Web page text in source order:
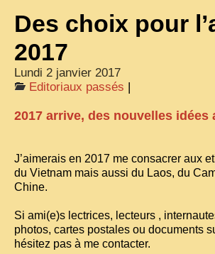
ILLUSTRATEURS
TONKIN
FRONTIÈRE
COCHINCHINE
LES
CAMBODGE
Des choix pour
2017
Lundi 2 janvier 2017
Editoriaux passés |
2017 arrive, des nouvelles idées
J’aimerais en 2017 me consacrer aux
du Vietnam mais aussi du Laos, du
Chine.
Si ami(e)s lectrices, lecteurs ,
photos, cartes postales ou documents
hésitez pas à me contacter.